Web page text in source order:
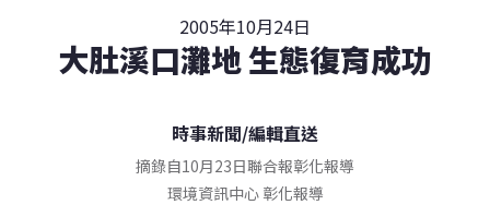
2005年10月24日
大肚溪口灘地 生態復育成功
時事新聞/編輯直送
摘錄自10月23日聯合報彰化報導
環境資訊中心 彰化報導